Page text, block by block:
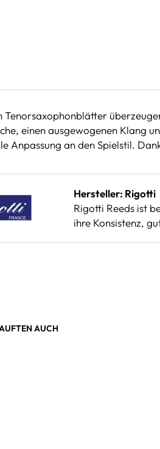
Tenorsaxophonblätter
einen ausgewogenen Klang
Anpassung an den Spielstil.
Hersteller: Rigotti
Rigotti Reeds ist
ihre Konsistenz,
AUCH